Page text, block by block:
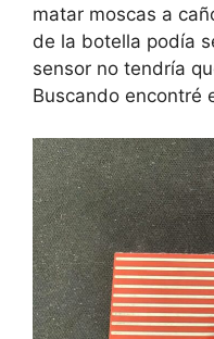
matar moscas a
de la botella podía
sensor no tendría
Buscando encontré